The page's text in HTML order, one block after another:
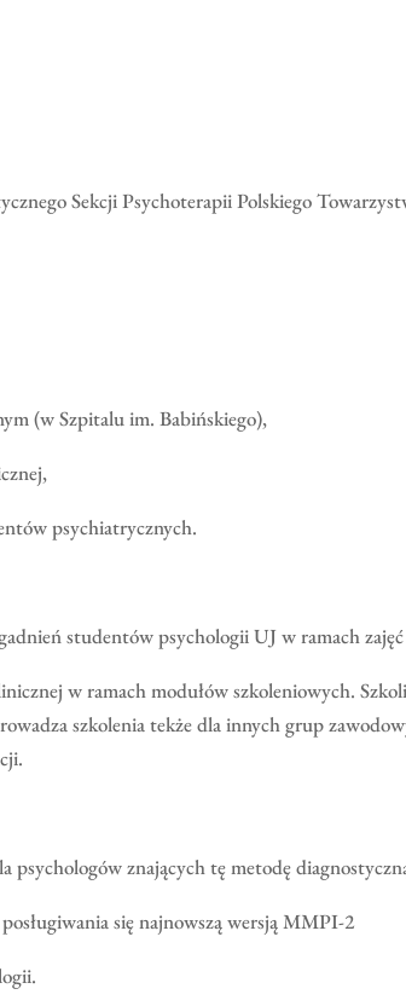
Sekcji Psychoterapii Polskiego
(w Szpitalu im. Babińskiego),
psychiatrycznych.
studentów psychologii UJ w ramach
w ramach modułów szkoleniowych.
szkolenia tekże dla innych grup
psychologów znających tę metodę
się najnowszą wersją MMPI-2